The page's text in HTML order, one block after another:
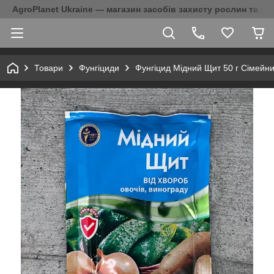
AgroPlanet Ukraine — магазин засобів захисту рослин та
Товари Фунгіциди Фунгіцид Мідний Щит 50 г